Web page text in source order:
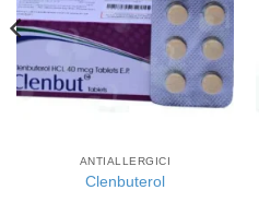
ANTIALLERGICI
Clenbuterol